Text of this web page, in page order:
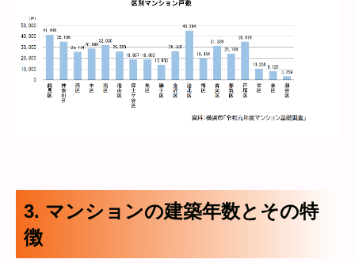
3. マンションの建築年数とその特
徴